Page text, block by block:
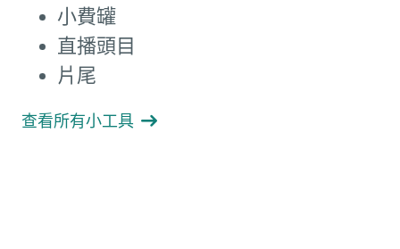
小費罐
直播頭目
片尾
查看所有小工具 